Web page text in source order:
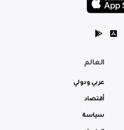
العالم
عربي ودولي
أقتصاد
سياسة